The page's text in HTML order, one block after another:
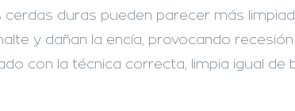
cerdas duras pueden parecer más
y dañan la encía, provocando recesión
con la técnica correcta, limpia igual de